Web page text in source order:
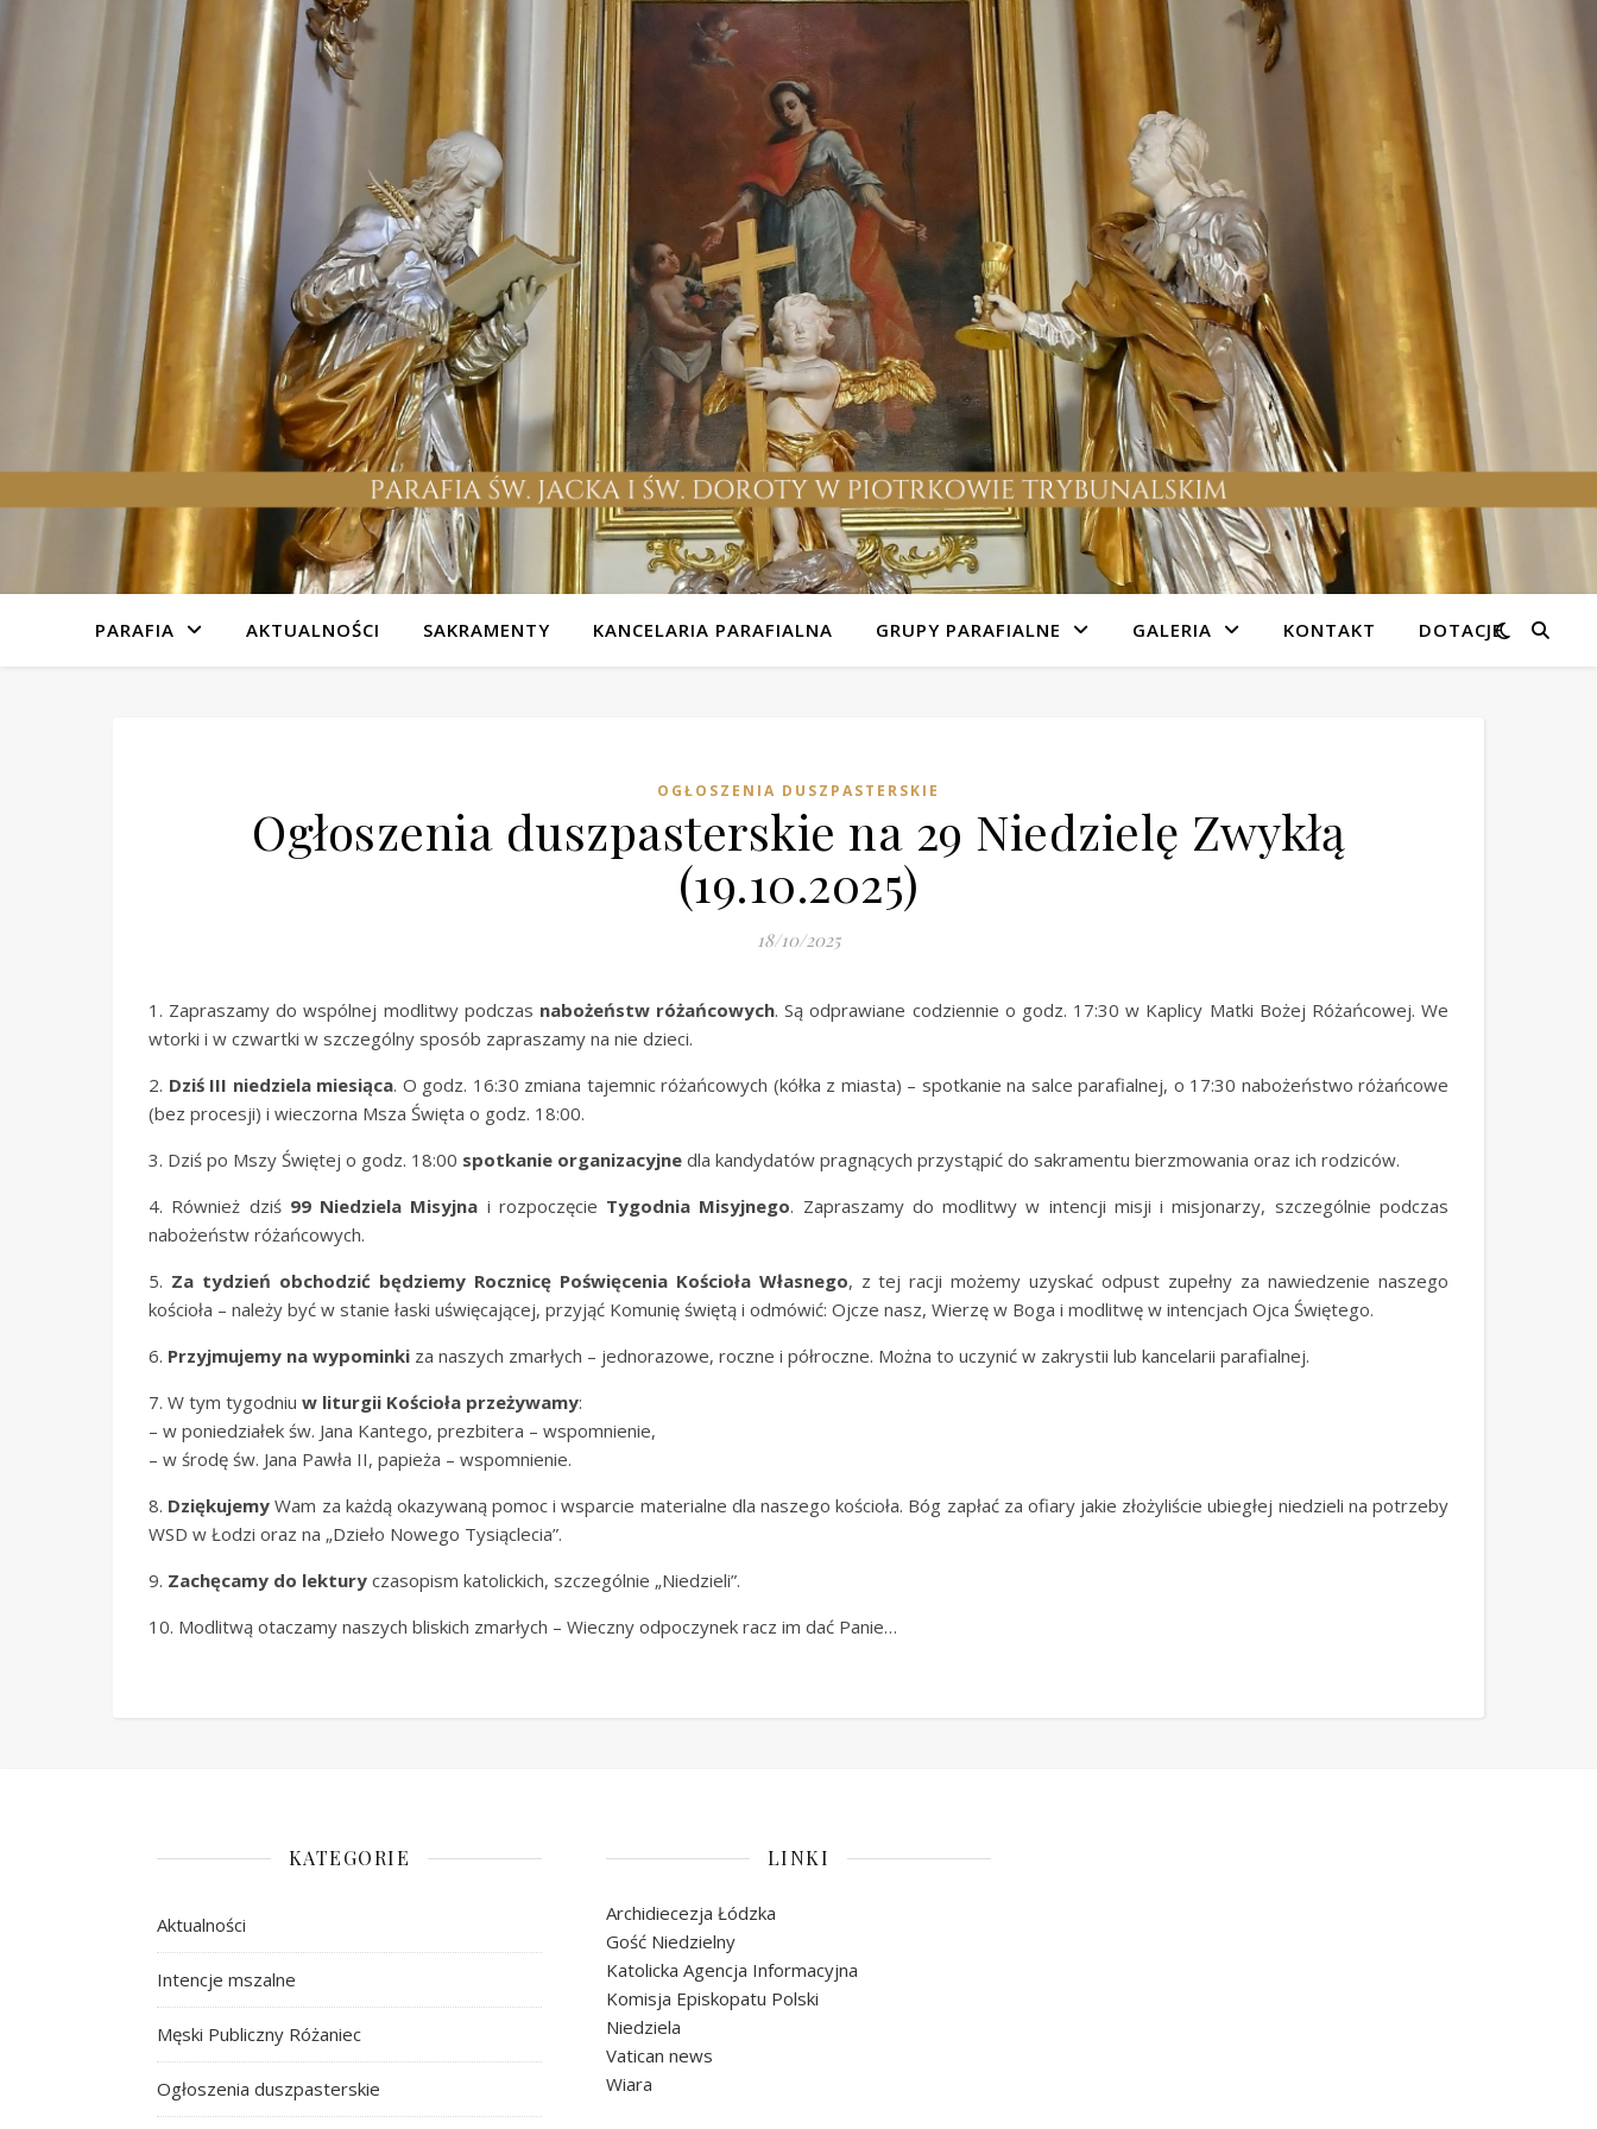
PARAFIA AKTUALNOŚCI SAKRAMENTY KANCELARIA PARAFIALNA GRUPY PARAFIALNE GALERIA KONTAKT DOTACJE
OGŁOSZENIA DUSZPASTERSKIE
Ogłoszenia duszpasterskie na 29 Niedzielę Zwykłą
(19.10.2025)
18/10/2025
1. Zapraszamy do wspólnej modlitwy podczas nabożeństw różańcowych. Są odprawiane codziennie o godz. 17:30 w Kaplicy Matki Bożej Różańcowej. We
wtorki i w czwartki w szczególny sposób zapraszamy na nie dzieci.
2. Dziś III niedziela miesiąca. O godz. 16:30 zmiana tajemnic różańcowych (kółka z miasta) – spotkanie na salce parafialnej, o 17:30 nabożeństwo różańcowe
(bez procesji) i wieczorna Msza Święta o godz. 18:00.
3. Dziś po Mszy Świętej o godz. 18:00 spotkanie organizacyjne dla kandydatów pragnących przystąpić do sakramentu bierzmowania oraz ich rodziców.
4. Również dziś 99 Niedziela Misyjna i rozpoczęcie Tygodnia Misyjnego. Zapraszamy do modlitwy w intencji misji i misjonarzy, szczególnie podczas
nabożeństw różańcowych.
5. Za tydzień obchodzić będziemy Rocznicę Poświęcenia Kościoła Własnego, z tej racji możemy uzyskać odpust zupełny za nawiedzenie naszego
kościoła – należy być w stanie łaski uświęcającej, przyjąć Komunię świętą i odmówić: Ojcze nasz, Wierzę w Boga i modlitwę w intencjach Ojca Świętego.
6. Przyjmujemy na wypominki za naszych zmarłych – jednorazowe, roczne i półroczne. Można to uczynić w zakrystii lub kancelarii parafialnej.
7. W tym tygodniu w liturgii Kościoła przeżywamy:
– w poniedziałek św. Jana Kantego, prezbitera – wspomnienie,
– w środę św. Jana Pawła II, papieża – wspomnienie.
8. Dziękujemy Wam za każdą okazywaną pomoc i wsparcie materialne dla naszego kościoła. Bóg zapłać za ofiary jakie złożyliście ubiegłej niedzieli na potrzeby
WSD w Łodzi oraz na „Dzieło Nowego Tysiąclecia”.
9. Zachęcamy do lektury czasopism katolickich, szczególnie „Niedzieli”.
10. Modlitwą otaczamy naszych bliskich zmarłych – Wieczny odpoczynek racz im dać Panie…
KATEGORIE
Aktualności
Intencje mszalne
Męski Publiczny Różaniec
Ogłoszenia duszpasterskie
LINKI
Archidiecezja Łódzka
Gość Niedzielny
Katolicka Agencja Informacyjna
Komisja Episkopatu Polski
Niedziela
Vatican news
Wiara